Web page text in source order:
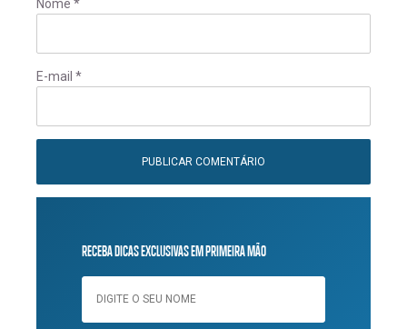
Nome *
E-mail *
RECEBA DICAS EXCLUSIVAS EM PRIMEIRA MÃO